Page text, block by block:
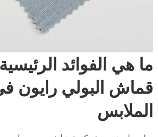
ما هي الفوائد
قماش البولي رايون
الملابس